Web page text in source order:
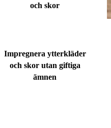
och skor
Impregnera ytterkläder
och skor utan giftiga
ämnen